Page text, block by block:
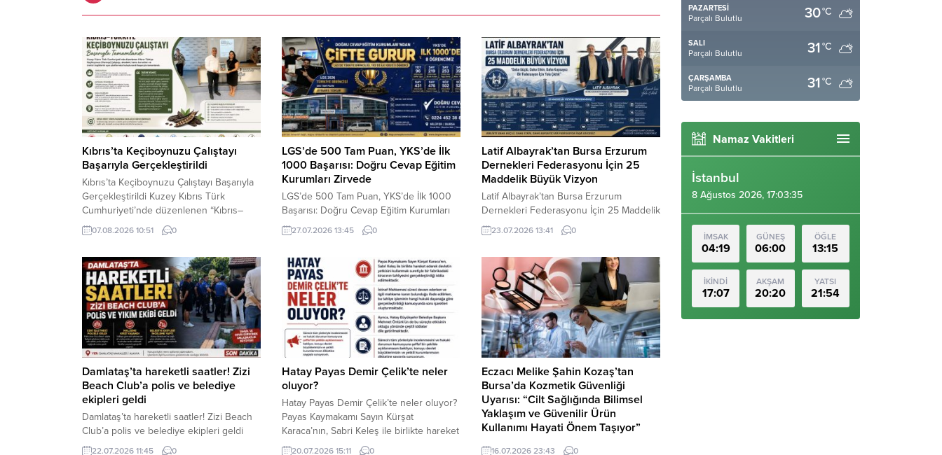
Kıbrıs’ta Keçiboynuzu Çalıştayı
Başarıyla Gerçekleştirildi
Kıbrıs’ta Keçiboynuzu Çalıştayı Başarıyla
Gerçekleştirildi Kuzey Kıbrıs Türk
Cumhuriyeti’nde düzenlenen “Kıbrıs–
Türkiye Keçiboynuzu (Harnup) Çalıştayı”,
akademi, kamu kurumları ve üretici
büyük bir başarıyla tamamlandı. Yakın
Doğu Üniversitesi ev sahipliğinde
gerçekleştirilen çalıştayda, Türkiye ile
KKTC arasında keçiboynuzu sektörünün
geleceğine yön verecek önemli başlıklar
ele alındı. Üretimden sanayiye,...
07.08.2026 10:51 0
LGS’de 500 Tam Puan, YKS’de İlk
1000 Başarısı: Doğru Cevap Eğitim
Kurumları Zirvede
LGS’de 500 Tam Puan, YKS’de İlk 1000
Başarısı: Doğru Cevap Eğitim Kurumları
Zirvede Türkiye’nin İlk Ulusal Kurs
Markası Doğru Cevap Eğitim
Türkiye Birinciliği, YKS’de İlk 1000’e
Giren 8 Öğrenci LGS 2026’da 500 Tam
Puan Alan Aybars Tokur Türkiye Birincisi
Oldu; YKS 2026’da İlk 1000’de Yer Alan...
27.07.2026 13:45 0
Latif Albayrak’tan Bursa Erzurum
Dernekleri Federasyonu İçin 25
Maddelik Büyük Vizyon
Latif Albayrak’tan Bursa Erzurum
Dernekleri Federasyonu İçin 25 Maddelik
Büyük Vizyon Latif Albayrak’tan Bursa
Erzurum Dernekleri Federasyonu İçin 25
Daha Etkin, Daha Kapsayıcı Bir
Federasyon İçin Yola Çıktık” 23 temmuz
2026 Haber Erdal Orhan … BURSA –
Bursa Erzurum Dernekleri Federasyonu
Başkan Adayı Latif Albayrak,...
23.07.2026 13:41 0
Damlataş’ta hareketli saatler! Zizi
Beach Club’a polis ve belediye
ekipleri geldi
Damlataş’ta hareketli saatler! Zizi Beach
Club’a polis ve belediye ekipleri geldi
ALANYA – Alanya’nın Damlataş
22.07.2026 11:45 0
Hatay Payas Demir Çelik’te neler
oluyor?
Hatay Payas Demir Çelik’te neler oluyor?
Payas Kaymakamı Sayın Kürşat
Karaca’nın, Sabri Keleş ile birlikte hareket
ederek devletin yetkisini kullanmak
20.07.2026 15:11 0
Eczacı Melike Şahin Kozaş’tan
Bursa’da Kozmetik Güvenliği
Uyarısı: “Cilt Sağlığında Bilimsel
Yaklaşım ve Güvenilir Ürün
Kullanımı Hayati Önem Taşıyor”
Eczacı Melike Şahin Kozaş’tan Bursa’da
16.07.2026 23:43 0
PAZARTESI
Parçalı Bulutlu 30°C
SALI
Parçalı Bulutlu 31°C
ÇARŞAMBA
Parçalı Bulutlu 31°C
Namaz Vakitleri
İstanbul
8 Ağustos 2026, 17:03:36
İMSAK
04:19
GÜNEŞ
06:00
ÖĞLE
13:15
İKİNDİ
17:07
AKŞAM
20:20
YATSI
21:54